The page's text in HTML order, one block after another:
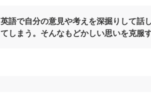
英語で自分の意見や考えを深掘りして話
てしまう。そんなもどかしい思いを克服